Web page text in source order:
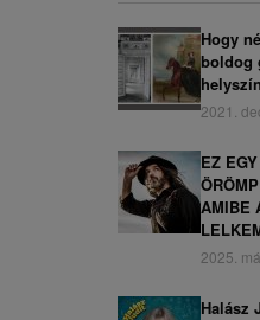
Hogy
boldog
2021.
EZ
AMIBE
2025.
Halász